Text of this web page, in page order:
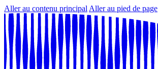
Aller au contenu principal Aller au pied de page